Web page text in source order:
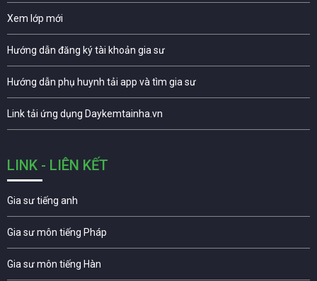
Xem lớp mới
Hướng dẫn đăng ký tài khoản gia sư
Hướng dẫn phụ huynh tải app và tìm gia sư
Link tải ứng dụng Daykemtainha.vn
LINK - LIÊN KẾT
Gia sư tiếng anh
Gia sư môn tiếng Pháp
Gia sư môn tiếng Hàn